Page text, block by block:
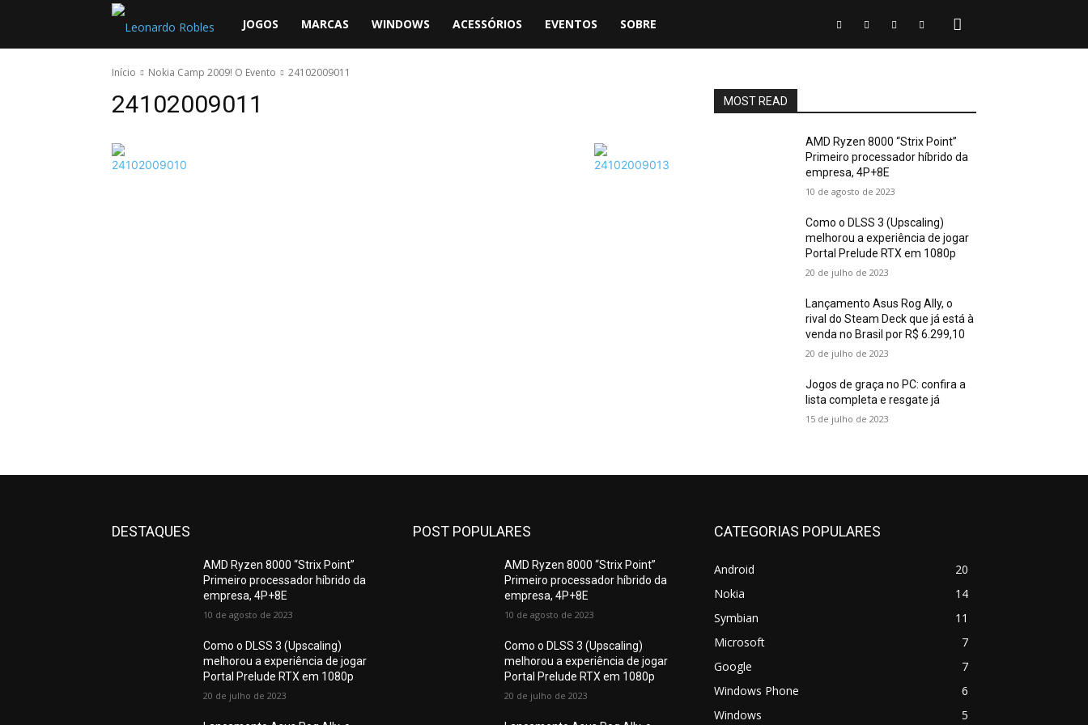
Leonardo
Robles
JOGOS MARCAS WINDOWS ACESSÓRIOS EVENTOS SOBRE
Início Nokia Camp 2009! O Evento 24102009011
24102009011 MOST READ
AMD Ryzen 8000 “Strix Point”
Primeiro processador híbrido da
empresa, 4P+8E
10 de agosto de 2023
Como o DLSS 3 (Upscaling)
melhorou a experiência de jogar
Portal Prelude RTX em 1080p
20 de julho de 2023
Lançamento Asus Rog Ally, o
rival do Steam Deck que já está à
venda no Brasil por R$ 6.299,10
20 de julho de 2023
Jogos de graça no PC: confira a
lista completa e resgate já
15 de julho de 2023
DESTAQUES
AMD Ryzen 8000 “Strix Point”
Primeiro processador híbrido da
empresa, 4P+8E
10 de agosto de 2023
Como o DLSS 3 (Upscaling)
melhorou a experiência de jogar
Portal Prelude RTX em 1080p
20 de julho de 2023
POST POPULARES
AMD Ryzen 8000 “Strix Point”
Primeiro processador híbrido da
empresa, 4P+8E
10 de agosto de 2023
Como o DLSS 3 (Upscaling)
melhorou a experiência de jogar
Portal Prelude RTX em 1080p
20 de julho de 2023
CATEGORIAS POPULARES
Android
20
Nokia
14
Symbian
11
Microsoft
7
Google
7
Windows Phone
6
Windows
5